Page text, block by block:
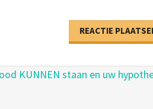
KUNNEN staan en uw